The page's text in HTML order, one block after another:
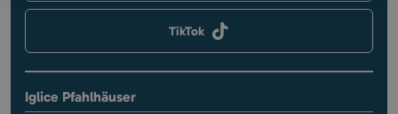
TikTok
Iglice Pfahlhäuser